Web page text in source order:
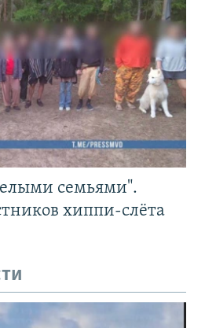
семьями".
хиппи-слёта